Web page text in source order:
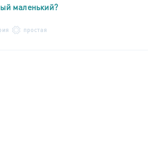
маленький?
простая